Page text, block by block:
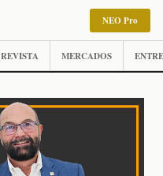
NEO Pro
REVISTA MERCADOS